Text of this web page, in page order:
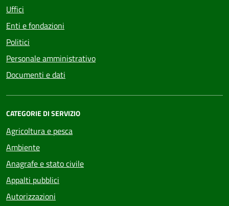
Uffici
Enti e fondazioni
Politici
Personale amministrativo
Documenti e dati
CATEGORIE DI SERVIZIO
Agricoltura e pesca
Ambiente
Anagrafe e stato civile
Appalti pubblici
Autorizzazioni